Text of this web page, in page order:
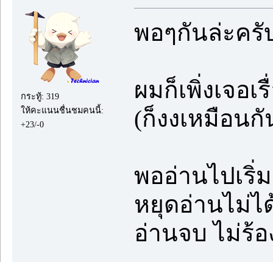
กระทู้: 319
ให้คะแนนชื่นชมคนนี้:
+23/-0
พอๆกันล่ะครั
ผมก็เพิ่งเจอเ
(ก็งงเหมือนกั
พออ่านไปเริ่
หยุดอ่านไม่ไ
อ่านจบ ไม่ร้